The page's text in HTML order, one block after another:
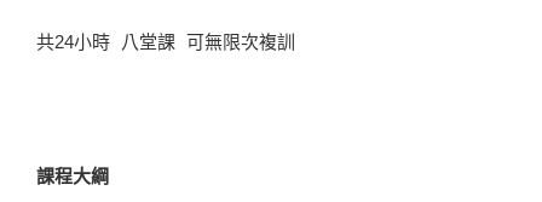
共24小時 八堂課 可無限次複訓
課程大綱